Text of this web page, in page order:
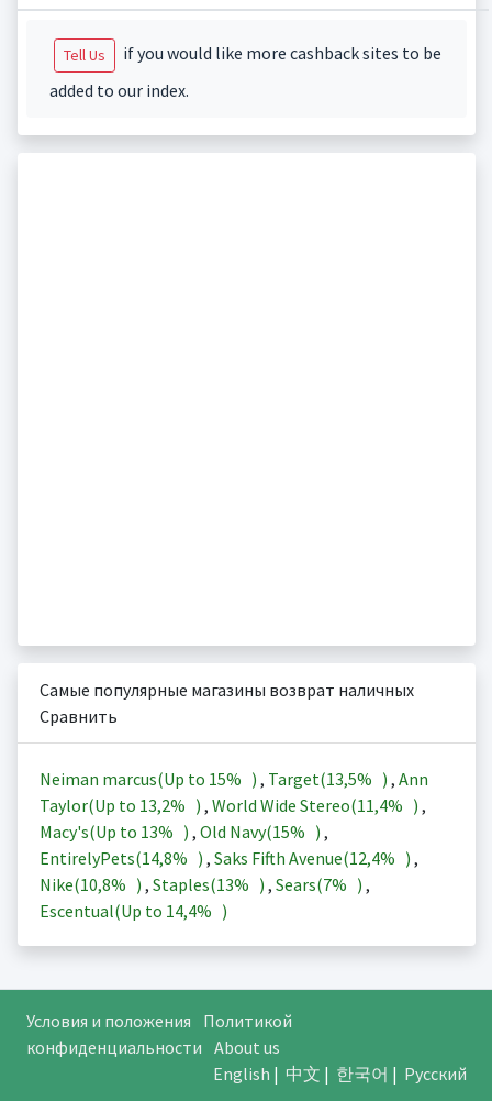
Tell Us
if you would like more cashback sites to be
added to our index.
Самые популярные магазины возврат наличных
Сравнить
Neiman marcus(Up to 15% ) , Target(13,5% ) , Ann
Taylor(Up to 13,2% ) , World Wide Stereo(11,4% ) ,
Macy's(Up to 13% ) , Old Navy(15% ) ,
EntirelyPets(14,8% ) , Saks Fifth Avenue(12,4% ) ,
Nike(10,8% ) , Staples(13% ) , Sears(7% ) ,
Escentual(Up to 14,4% )
Условия и положения
Политикой
конфиденциальности About us
English | 中文 | 한국어 | Русский